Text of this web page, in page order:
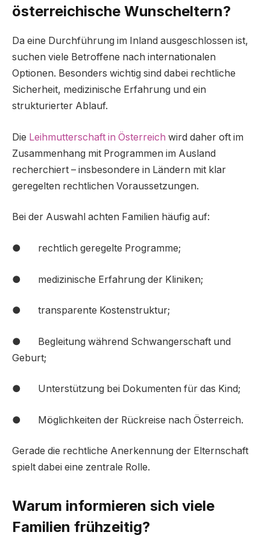
österreichische Wunscheltern?
Da eine Durchführung im Inland ausgeschlossen ist,
suchen viele Betroffene nach internationalen
Optionen. Besonders wichtig sind dabei rechtliche
Sicherheit, medizinische Erfahrung und ein
strukturierter Ablauf.
Die Leihmutterschaft in Österreich wird daher oft im
Zusammenhang mit Programmen im Ausland
recherchiert – insbesondere in Ländern mit klar
geregelten rechtlichen Voraussetzungen.
Bei der Auswahl achten Familien häufig auf:
● rechtlich geregelte Programme;
● medizinische Erfahrung der Kliniken;
● transparente Kostenstruktur;
● Begleitung während Schwangerschaft und
Geburt;
● Unterstützung bei Dokumenten für das Kind;
● Möglichkeiten der Rückreise nach Österreich.
Gerade die rechtliche Anerkennung der Elternschaft
spielt dabei eine zentrale Rolle.
Warum informieren sich viele
Familien frühzeitig?